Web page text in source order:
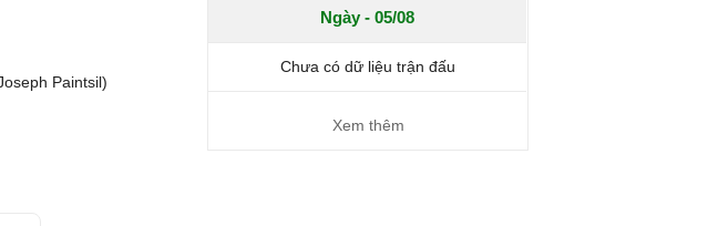
Paintsil)
Ngày - 05/08
Chưa có dữ liệu trận đấu
Xem thêm